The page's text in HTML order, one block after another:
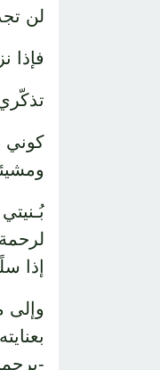
لن
فإذا
كوني
إذا
وإلى
-